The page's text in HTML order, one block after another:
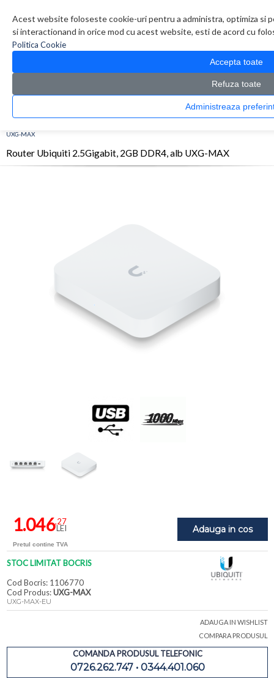
Acest website foloseste cookie-uri pentru a administra, optimiza si
si interactionand in orice mod cu acest website, esti de acord cu
Politica Cookie
Accepta toate
Refuza toate
Administreaza
0 produs(e)
UXG-MAX
Router Ubiquiti 2.5Gigabit, 2GB DDR4, alb UXG-MAX
Adauga in cos
1.046,27
LEI
Pretul contine TVA
STOC LIMITAT BOCRIS
Cod Bocris: 1106770
Cod Produs:UXG-MAX
UXG-MAX-EU
ADAUGA IN WISHLIST
COMPARA PRODUSUL
COMANDA PRODUSUL TELEFONIC
0726.262.747 • 0344.401.060